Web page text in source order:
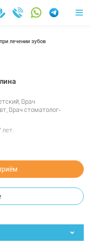
лечении зубов
Врач
Врач стоматолог-